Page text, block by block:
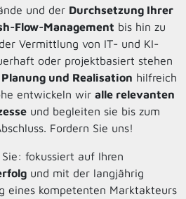
und der Durchsetzung Ihrer
Flow-Management bis hin zu
Vermittlung von IT- und KI-
oder projektbasiert stehen
und Realisation hilfreich
entwickeln wir alle relevanten
und begleiten sie bis zum
Fordern Sie uns!
fokussiert auf Ihren
und mit der langjährig
eines kompetenten Marktakteurs